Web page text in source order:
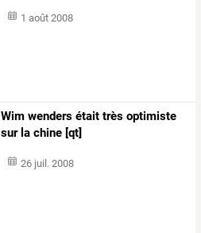
1 août 2008
Wim wenders était très optimiste
sur la chine [qt]
26 juil. 2008